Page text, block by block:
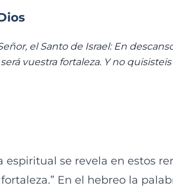
el Santo de Israel: En
vuestra fortaleza. Y no
espiritual se revela en estos
En el hebreo la